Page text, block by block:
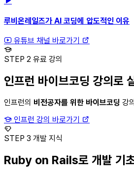
루비온레일즈가 AI 코딩에 압도적인 이유
유튜브 채널 바로가기
STEP 2 유료 강의
인프런 바이브코딩 강의로
인프런의 비전공자를 위한 바이브코딩 강
인프런 강의 바로가기
STEP 3 개발 지식
Ruby on Rails로 개발 기